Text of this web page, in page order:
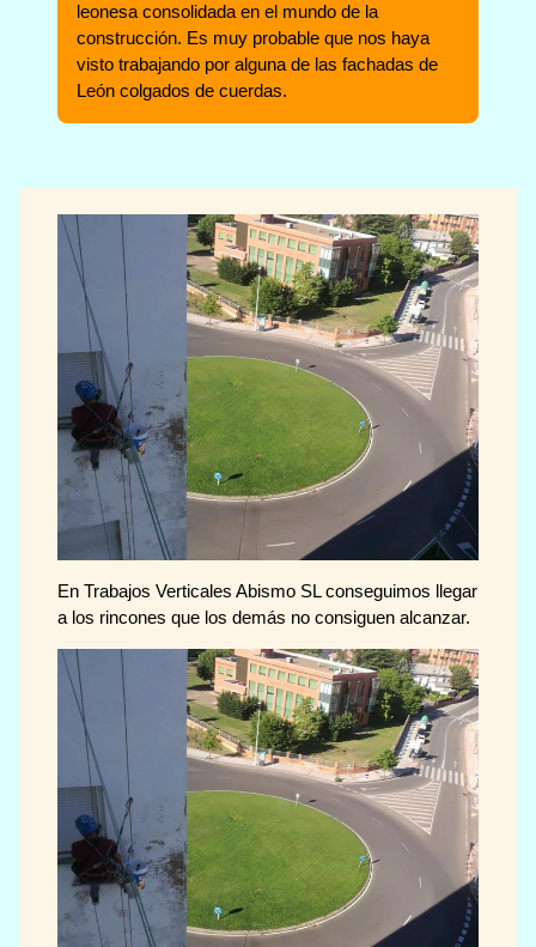
leonesa consolidada en el mundo de la
construcción. Es muy probable que nos haya
visto trabajando por alguna de las fachadas de
León colgados de cuerdas.
En Trabajos Verticales Abismo SL conseguimos llegar
a los rincones que los demás no consiguen alcanzar.